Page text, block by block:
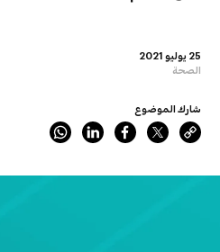
25 يوليو 2021
الصحة
شارك الموضوع